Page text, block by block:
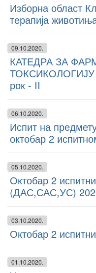
Изборна област
терапија
09.10.2020.
КАТЕДРА ЗА
ТОКСИКОЛОГИЈУ
рок - II
06.10.2020.
Испит на
октобар 2
05.10.2020.
Октобар 2
(ДАС,САС,УС)
03.10.2020.
Октобар 2
01.10.2020.